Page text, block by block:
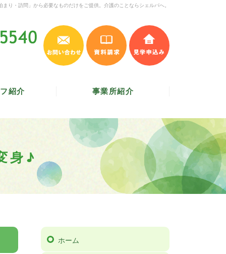
身♪
まり・訪問」から必要なものだけをご提供。介護のことならシェルパへ。
ホーム
045-620-5540
受付時間 9:30～17:30／ 定休日 土・日・祝
お問い合わせ 資料請求
紹介 事業所紹介